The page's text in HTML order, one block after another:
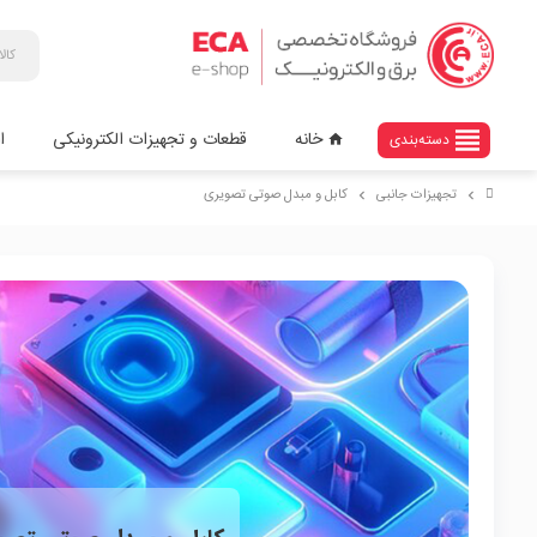
view_headline دسته‌بندی home خانه قطعات و تجهیزات الکترونیکی
chevron_right تجهیزات جانبی chevron_right کابل و مبدل صوتی تصویری